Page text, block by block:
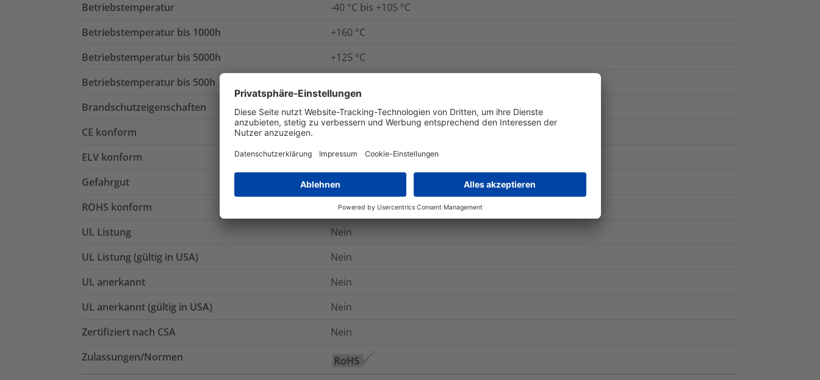
Betriebstemperatur
-40 °C bis +105 °C
Betriebstemperatur bis 1000h
+160 °C
Betriebstemperatur bis 5000h
+125 °C
Betriebstemperatur bis 500h
Brandschutzeigenschaften
UL94 HB
CE konform
ELV konform
Ja
Gefahrgut
Nein
ROHS konform
UL Listung
Nein
UL Listung (gültig in USA)
Nein
UL anerkannt
Nein
UL anerkannt (gültig in USA)
Nein
Zertifiziert nach CSA
Nein
Zulassungen/Normen